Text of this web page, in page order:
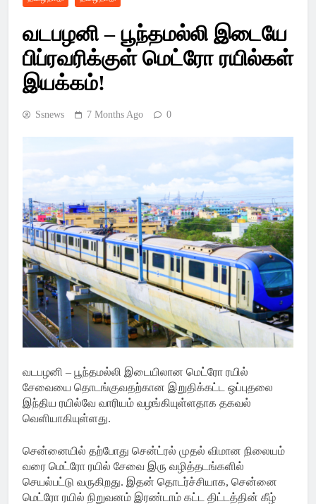
News, India News,
World News –
வடபழனி – பூந்தமல்லி இடையே
பிப்ரவரிக்குள் மெட்ரோ ரயில்கள்
இயக்கம்!
Ssnews 7 Months Ago 0
வடபழனி – பூந்தமல்லி இடையிலான மெட்ரோ ரயில்
சேவையை தொடங்குவதற்கான இறுதிக்கட்ட ஒப்புதலை
இந்திய ரயில்வே வாரியம் வழங்கியுள்ளதாக தகவல்
வெளியாகியுள்ளது.
சென்னையில் தற்போது சென்ட்ரல் முதல் விமான நிலையம்
வரை மெட்ரோ ரயில் சேவை இரு வழித்தடங்களில்
செயல்பட்டு வருகிறது. இதன் தொடர்ச்சியாக, சென்னை
மெட்ரோ ரயில் நிறுவனம் இரண்டாம் கட்ட திட்டத்தின் கீழ்